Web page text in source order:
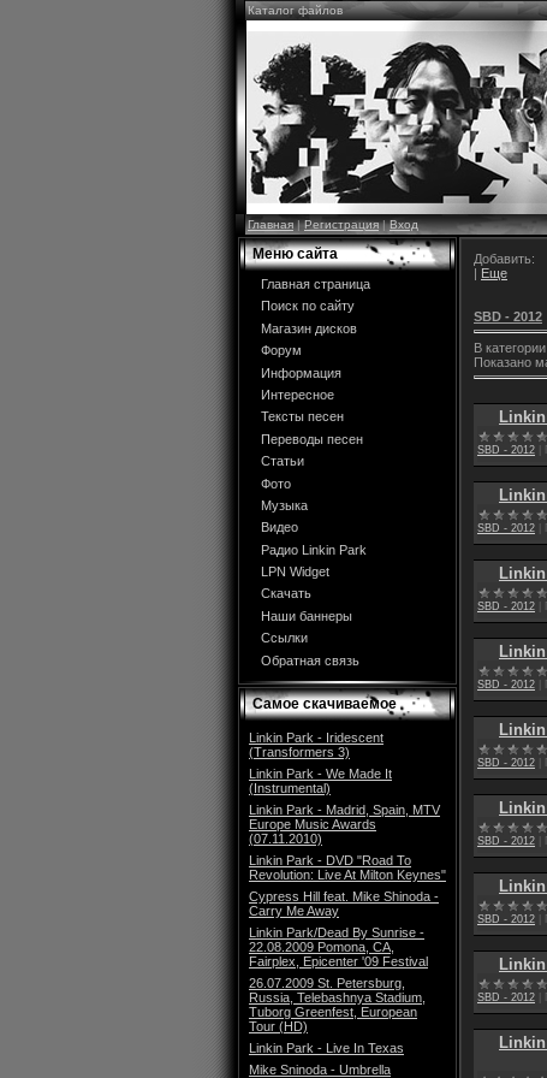
Каталог файлов
Главная|Регистрация|Вход
Меню сайта
Главная страница
Поиск по сайту
Магазин дисков
Форум
Информация
Интересное
Тексты песен
Переводы песен
Статьи
Фото
Музыка
Видео
Радио Linkin Park
LPN Widget
Скачать
Наши баннеры
Ссылки
Обратная связь
Самое скачиваемое
Linkin Park - Iridescent
(Transformers 3)
Linkin Park - We Made It
(Instrumental)
Linkin Park - Madrid, Spain, MTV
Europe Music Awards
(07.11.2010)
Linkin Park - DVD "Road To
Revolution: Live At Milton Keynes"
Cypress Hill feat. Mike Shinoda -
Carry Me Away
Linkin Park/Dead By Sunrise -
22.08.2009 Pomona, CA,
Fairplex, Epicenter '09 Festival
26.07.2009 St. Petersburg,
Russia, Telebashnya Stadium,
Tuborg Greenfest, European
Tour (HD)
Linkin Park - Live In Texas
Mike Sninoda - Umbrella
Добавить:
| Еще
SBD - 2012
В
Показано
SBD - 2012
SBD - 2012
SBD - 2012
SBD - 2012
SBD - 2012
SBD - 2012
SBD - 2012
SBD - 2012